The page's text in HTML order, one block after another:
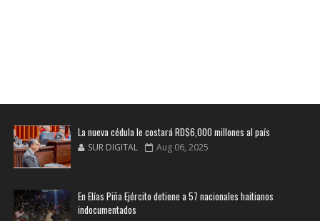
La nueva cédula le costará RD$6,000 millones al país
SUR DIGITAL Aug 06, 2025
En Elías Piña Ejército detiene a 57 nacionales haitianos
indocumentados